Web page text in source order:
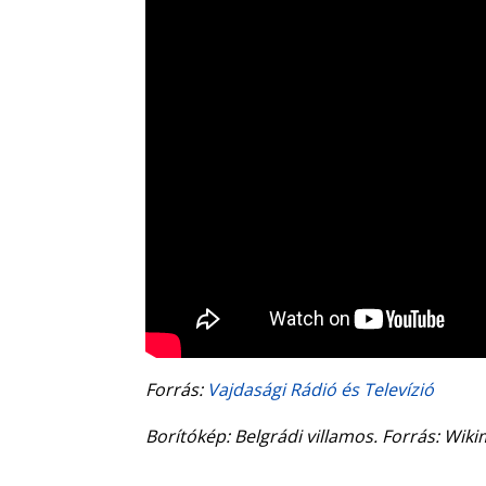
Forrás: Vajdasági Rádió és Televízió
Borítókép: Belgrádi villamos. Forrás: